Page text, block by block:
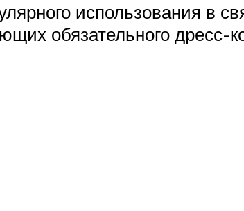
использования в
обязательного дресс-